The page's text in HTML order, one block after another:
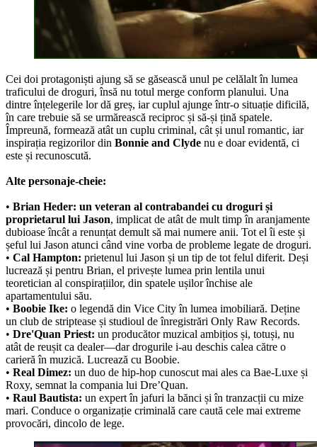
Cei doi protagoniști ajung să se găsească unul pe celălalt în lumea
traficului de droguri, însă nu totul merge conform planului. Una
dintre înțelegerile lor dă greș, iar cuplul ajunge într-o situație dificilă,
în care trebuie să se urmărească reciproc și să-și țină spatele.
Împreună, formează atât un cuplu criminal, cât și unul romantic, iar
inspirația regizorilor din Bonnie and Clyde nu e doar evidentă, ci
este și recunoscută.
Alte personaje-cheie:
• Brian Heder: un veteran al contrabandei cu droguri și
proprietarul lui Jason, implicat de atât de mult timp în aranjamente
dubioase încât a renunțat demult să mai numere anii. Tot el îi este și
șeful lui Jason atunci când vine vorba de probleme legate de droguri.
• Cal Hampton: prietenul lui Jason și un tip de tot felul diferit. Deși
lucrează și pentru Brian, el privește lumea prin lentila unui
teoretician al conspirațiilor, din spatele ușilor închise ale
apartamentului său.
• Boobie Ike: o legendă din Vice City în lumea imobiliară. Deține
un club de striptease și studioul de înregistrări Only Raw Records.
• Dre'Quan Priest: un producător muzical ambițios și, totuși, nu
atât de reușit ca dealer—dar drogurile i-au deschis calea către o
carieră în muzică. Lucrează cu Boobie.
• Real Dimez: un duo de hip-hop cunoscut mai ales ca Bae-Luxe și
Roxy, semnat la compania lui Dre’Quan.
• Raul Bautista: un expert în jafuri la bănci și în tranzacții cu mize
mari. Conduce o organizație criminală care caută cele mai extreme
provocări, dincolo de lege.